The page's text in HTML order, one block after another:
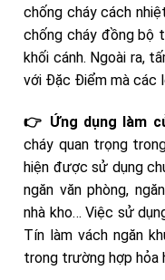
chống cháy cách
chống cháy đồng bộ
khối cánh. Ngoài ra,
với Đặc Điểm mà các
👉 Ứng dụng làm
cháy quan trọng
hiện được sử dụng
ngăn văn phòng,
nhà kho… Việc sử
Tín làm vách ngăn
trong trường hợp hỏa